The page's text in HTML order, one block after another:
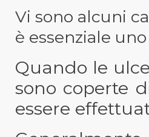
Vi sono alcuni
è essenziale
Quando le
sono coperte
essere